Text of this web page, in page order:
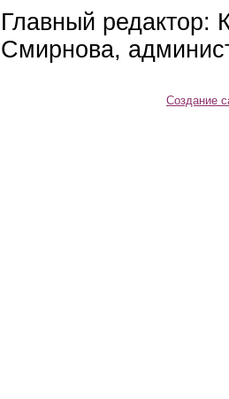
Главный редактор:
Смирнова,
Создание